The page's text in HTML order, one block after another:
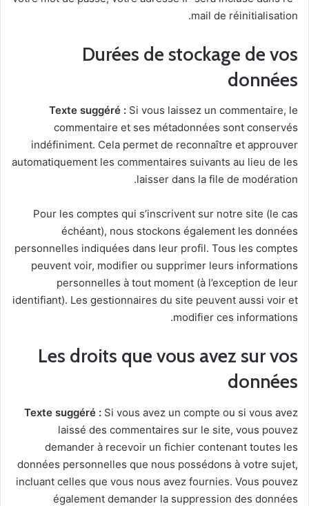
mail de réinitialisation.
Durées de stockage de vos
données
Texte suggéré : Si vous laissez un commentaire, le
commentaire et ses métadonnées sont conservés
indéfiniment. Cela permet de reconnaître et approuver
automatiquement les commentaires suivants au lieu de les
laisser dans la file de modération.
Pour les comptes qui s’inscrivent sur notre site (le cas
échéant), nous stockons également les données
personnelles indiquées dans leur profil. Tous les comptes
peuvent voir, modifier ou supprimer leurs informations
personnelles à tout moment (à l’exception de leur
identifiant). Les gestionnaires du site peuvent aussi voir et
modifier ces informations.
Les droits que vous avez sur vos
données
Texte suggéré : Si vous avez un compte ou si vous avez
laissé des commentaires sur le site, vous pouvez
demander à recevoir un fichier contenant toutes les
données personnelles que nous possédons à votre sujet,
incluant celles que vous nous avez fournies. Vous pouvez
également demander la suppression des données